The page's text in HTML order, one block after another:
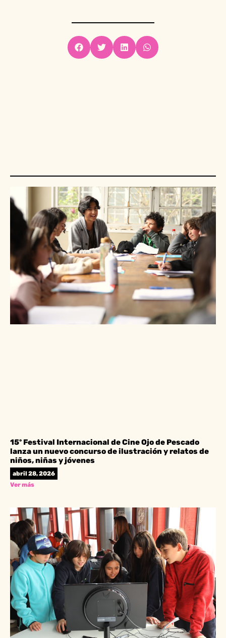
15º Festival Internacional de Cine Ojo de Pescado
lanza un nuevo concurso de ilustración y relatos de
niños, niñas y jóvenes
abril 28, 2026
Ver más